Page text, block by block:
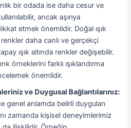
bir odada ise daha cesur ve
ancak aşırıya
etmek önemlidir. Doğal ışık
daha canlı ve gerçekçi
ışık altında renkler değişebilir.
örneklerini farklı ışıklandırma
önemlidir.
ve Duygusal Bağlantılarınız:
genel anlamda belirli duyguları
zamanda kişisel deneyimlerimiz